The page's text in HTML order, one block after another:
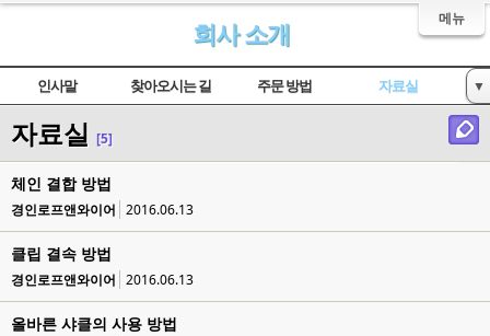
메뉴
회사 소개
인사말 찾아오시는 길 주문 방법 자료실 ▼
자료실 [5]
체인 결합 방법
경인로프앤와이어 2016.06.13
클립 결속 방법
경인로프앤와이어 2016.06.13
올바른 샤클의 사용 방법